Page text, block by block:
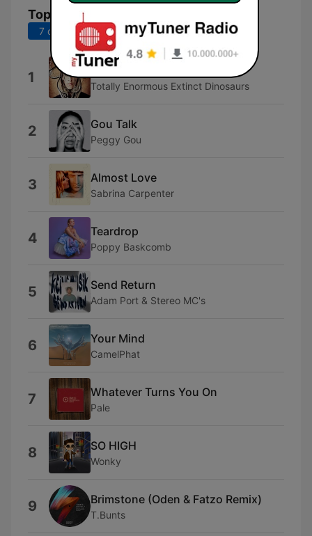
Top titres
7 derniers jours 30 derniers jours
1 Shimmer
Totally Enormous Extinct Dinosaurs
2 Gou Talk
Peggy Gou
3 Almost Love
Sabrina Carpenter
4 Teardrop
Poppy Baskcomb
5 Send Return
Adam Port & Stereo MC's
6 Your Mind
CamelPhat
7 Whatever Turns You On
Pale
8 SO HIGH
Wonky
9 Brimstone (Oden & Fatzo Remix)
T.Bunts